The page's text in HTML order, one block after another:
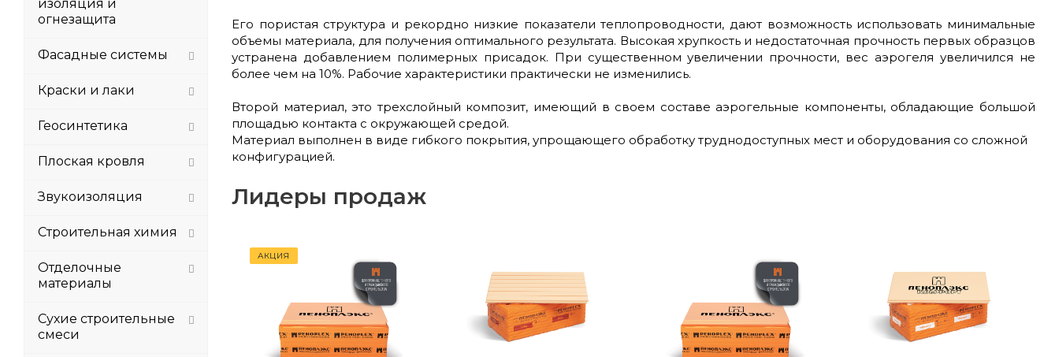
Его пористая структура и рекордно низкие показатели теплопроводности, дают возможность использовать минимальные
объемы материала, для получения оптимального результата. Высокая хрупкость и недостаточная прочность первых образцов
устранена добавлением полимерных присадок. При существенном увеличении прочности, вес аэрогеля увеличился не
более чем на 10%. Рабочие характеристики практически не изменились.
Второй материал, это трехслойный композит, имеющий в своем составе аэрогельные компоненты, обладающие большой
площадью контакта с окружающей средой.
Материал выполнен в виде гибкого покрытия, упрощающего обработку труднодоступных мест и оборудования со сложной
конфигурацией.
Лидеры продаж
АКЦИЯ
изоляция и
огнезащита
Фасадные системы
Краски и лаки
Геосинтетика
Плоская кровля
Звукоизоляция
Строительная химия
Отделочные
материалы
Сухие строительные
смеси